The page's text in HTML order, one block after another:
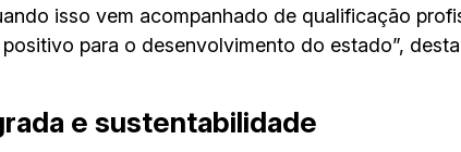
isso vem acompanhado de qualificação
para o desenvolvimento do estado”,
e sustentabilidade